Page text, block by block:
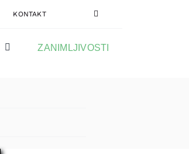
KONTAKT
ZANIMLJIVOSTI